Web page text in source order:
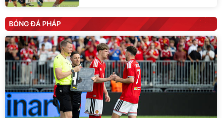
BÓNG ĐÁ PHÁP